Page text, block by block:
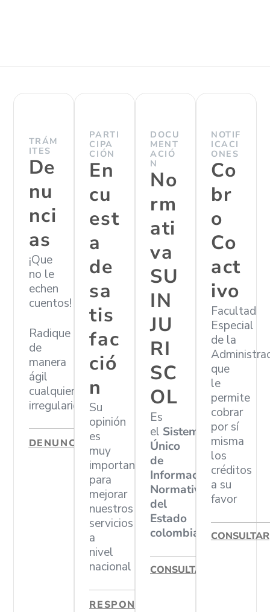
TRÁM
ITES
De
nu
nci
as
¡Que
no le
echen
cuentos!
Radique
de
manera
ágil
cualquier
irregularidad
DENUNCIAR
PARTI
CIPA
CIÓN
En
cu
est
a
de
sa
tis
fac
ció
n
Su
opinión
es
muy
importante
para
mejorar
nuestros
servicios
a
nivel
nacional
RESPONDER
DOCU
MENT
ACIÓ
N
No
rm
ati
va
SU
IN
JU
RI
SC
OL
Es
el Sistema
Único
de
Información
Normativa
del
Estado
colombiano
CONSULTAR
NOTIF
ICACI
ONES
Co
br
o
Co
act
ivo
Facultad
Especial
de la
que
le
permite
cobrar
por sí
misma
los
créditos
a su
favor
CONSULTAR